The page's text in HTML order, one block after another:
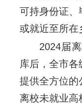
可持身份证、
或就近至所在
2024届离
库后，全市
提供全方位的
离校未就业高